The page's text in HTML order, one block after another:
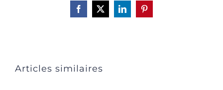
Facebook
X LinkedInPinterest
Articles similaires